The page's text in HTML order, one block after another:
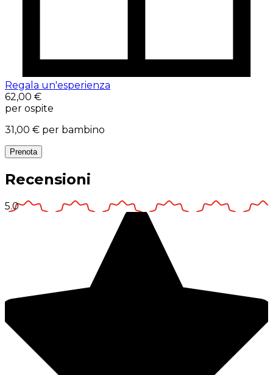
Regala un'esperienza
62,00 €
per ospite
31,00 € per bambino
Prenota
Recensioni
5.0